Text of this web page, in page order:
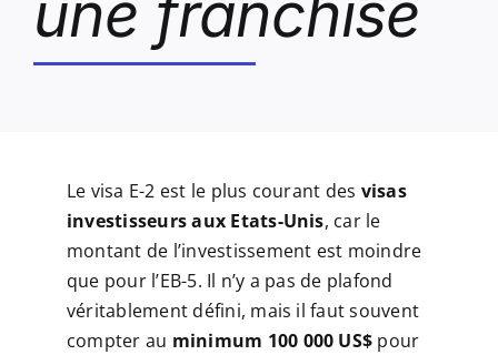
Le visa E-2 est le plus courant des visas
investisseurs aux Etats-Unis, car le
montant de l’investissement est moindre
que pour l’EB-5. Il n’y a pas de plafond
véritablement défini, mais il faut souvent
compter au minimum 100 000 US$ pour